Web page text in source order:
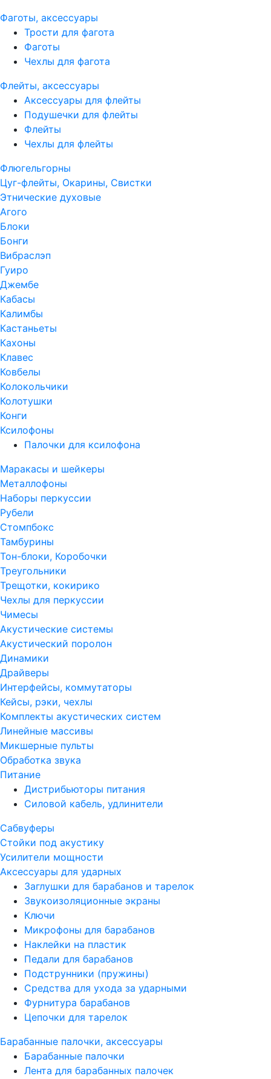
Фаготы, аксессуары
Трости для фагота
Фаготы
Чехлы для фагота
Флейты, аксессуары
Аксессуары для флейты
Подушечки для флейты
Флейты
Чехлы для флейты
Флюгельгорны
Цуг-флейты, Окарины, Свистки
Этнические духовые
Агого
Блоки
Бонги
Вибраслэп
Гуиро
Джембе
Кабасы
Калимбы
Кастаньеты
Кахоны
Клавес
Ковбелы
Колокольчики
Колотушки
Конги
Ксилофоны
Палочки для ксилофона
Маракасы и шейкеры
Металлофоны
Наборы перкуссии
Рубели
Стомпбокс
Тамбурины
Тон-блоки, Коробочки
Треугольники
Трещотки, кокирико
Чехлы для перкуссии
Чимесы
Акустические системы
Акустический поролон
Динамики
Драйверы
Интерфейсы, коммутаторы
Кейсы, рэки, чехлы
Комплекты акустических систем
Линейные массивы
Микшерные пульты
Обработка звука
Питание
Дистрибьюторы питания
Силовой кабель, удлинители
Сабвуферы
Стойки под акустику
Усилители мощности
Аксессуары для ударных
Заглушки для барабанов и тарелок
Звукоизоляционные экраны
Ключи
Микрофоны для барабанов
Наклейки на пластик
Педали для барабанов
Подструнники (пружины)
Средства для ухода за ударными
Фурнитура барабанов
Цепочки для тарелок
Барабанные палочки, аксессуары
Барабанные палочки
Лента для барабанных палочек